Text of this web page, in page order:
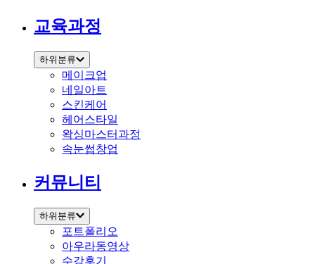
교육과정
하위분류
메이크업
네일아트
스킨케어
헤어스타일
왁싱마스터과정
속눈썹창업
커뮤니티
하위분류
포트폴리오
아우라동영상
수강후기